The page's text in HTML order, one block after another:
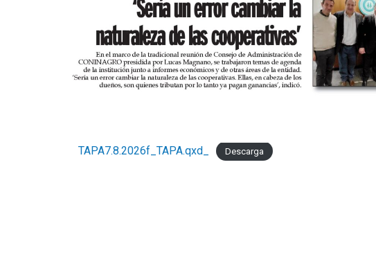
TAPA7.8.2026f_TAPA.qxd_ Descarga